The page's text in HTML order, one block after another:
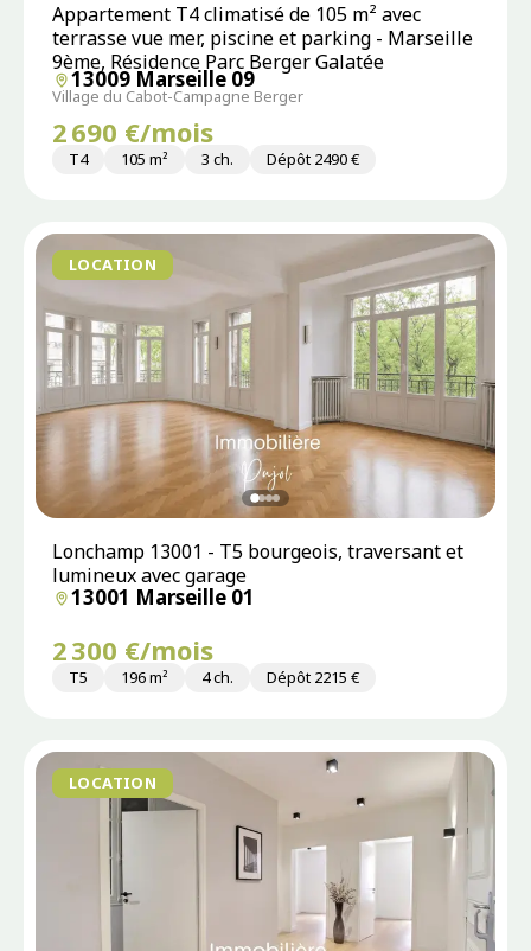
Appartement T4 climatisé de 105 m² avec
terrasse vue mer, piscine et parking - Marseille
9ème, Résidence Parc Berger Galatée
13009 Marseille 09
Village du Cabot-Campagne Berger
2 690 €/mois
T4 105 m² 3 ch. Dépôt 2490 €
LOCATION
Lonchamp 13001 - T5 bourgeois, traversant et
lumineux avec garage
13001 Marseille 01
2 300 €/mois
T5 196 m² 4 ch. Dépôt 2215 €
LOCATION